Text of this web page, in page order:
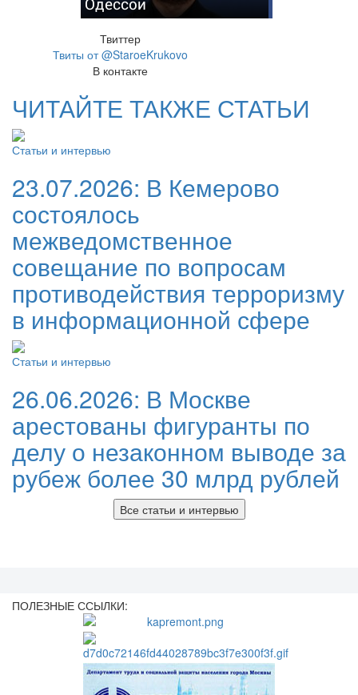
Твиттер
Твиты от @StaroeKrukovo
В контакте
ЧИТАЙТЕ ТАКЖЕ СТАТЬИ
Статьи и интервью
23.07.2026: В Кемерово
состоялось
межведомственное
совещание по вопросам
противодействия терроризму
в информационной сфере
Статьи и интервью
26.06.2026: В Москве
арестованы фигуранты по
делу о незаконном выводе за
рубеж более 30 млрд рублей
Все статьи и интервью
ПОЛЕЗНЫЕ ССЫЛКИ: